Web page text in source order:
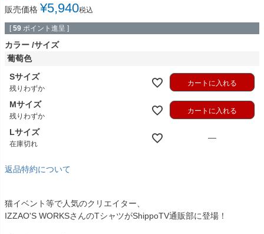
販売価格 ¥5,940税込
[ 59 ポイント進呈 ]
カラー サイズ
葡萄色
Sサイズ
残りわずか
カートに入れる
Mサイズ
残りわずか
カートに入れる
Lサイズ
在庫切れ
—
返品特約について
猫イベント等で人気のクリエイター、
IZZAO'S WORKSさんのTシャツがShippoTV通販部に登場！